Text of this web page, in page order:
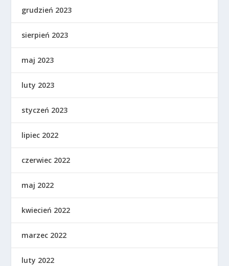
grudzień 2023
sierpień 2023
maj 2023
luty 2023
styczeń 2023
lipiec 2022
czerwiec 2022
maj 2022
kwiecień 2022
marzec 2022
luty 2022